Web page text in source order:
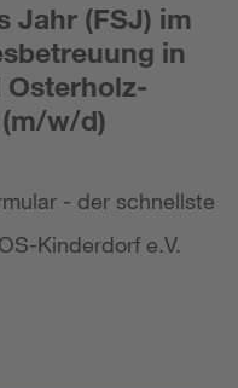
Jahr (FSJ) im
in
Osterholz-
w/d)
- der schnellste
Kinderdorf e.V.